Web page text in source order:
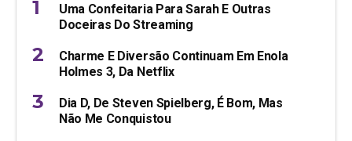
Uma Confeitaria Para Sarah E Outras
Doceiras Do Streaming
Charme E Diversão Continuam Em Enola
Holmes 3, Da Netflix
Dia D, De Steven Spielberg, É Bom, Mas
Não Me Conquistou